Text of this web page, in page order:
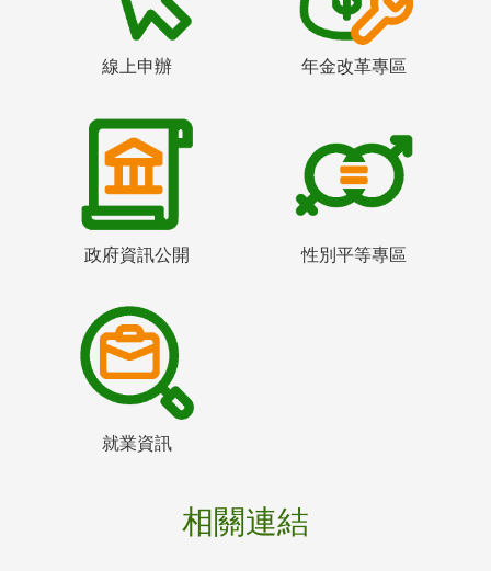
線上申辦 年金改革專區
政府資訊公開 性別平等專區
就業資訊
相關連結